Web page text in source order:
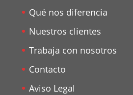
Qué nos diferencia
Nuestros clientes
Trabaja con nosotros
Contacto
Aviso Legal